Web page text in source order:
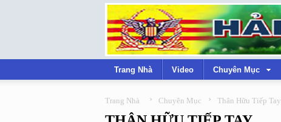
Trang Nhà Video Chuyên Mục
Trang Nhà › Chuyên Mục › Thân Hữu Tiếp Tay